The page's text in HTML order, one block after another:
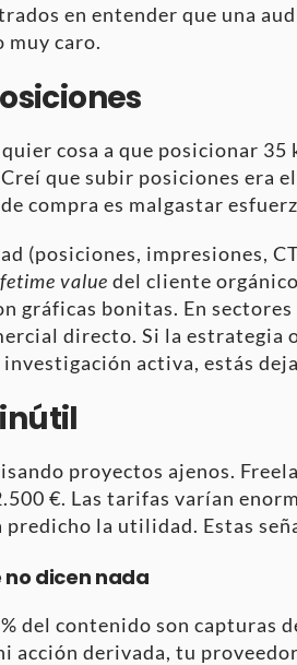
en entender que una
muy caro.
cosa a que posicionar
que subir posiciones era
compra es malgastar
(posiciones, impresiones,
value del cliente
gráficas bonitas. En
directo. Si la estrategia
activa, estás
proyectos ajenos.
€. Las tarifas varían
la utilidad. Estas
dicen nada
del contenido son capturas
derivada, tu